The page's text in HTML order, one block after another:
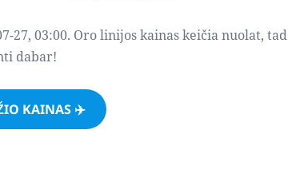
27, 03:00. Oro linijos kainas keičia nuolat, tad
dabar!
KAINAS ✈️